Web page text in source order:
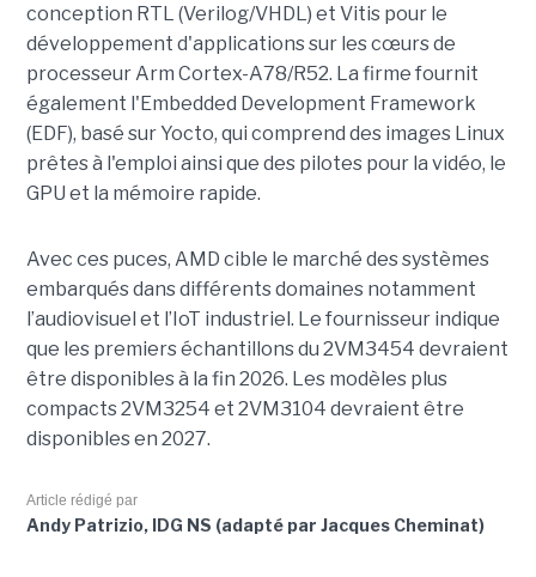
conception RTL (Verilog/VHDL) et Vitis pour le
développement d'applications sur les cœurs de
processeur Arm Cortex-A78/R52. La firme fournit
également l'Embedded Development Framework
(EDF), basé sur Yocto, qui comprend des images Linux
prêtes à l'emploi ainsi que des pilotes pour la vidéo, le
GPU et la mémoire rapide.
Avec ces puces, AMD cible le marché des systèmes
embarqués dans différents domaines notamment
l’audiovisuel et l’IoT industriel. Le fournisseur indique
que les premiers échantillons du 2VM3454 devraient
être disponibles à la fin 2026. Les modèles plus
compacts 2VM3254 et 2VM3104 devraient être
disponibles en 2027.
Article rédigé par
Andy Patrizio, IDG NS (adapté par Jacques Cheminat)